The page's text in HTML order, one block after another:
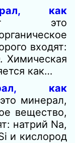
как
это
входят:
Химическая
как…
как
минерал,
вещество,
натрий Na,
и кислород